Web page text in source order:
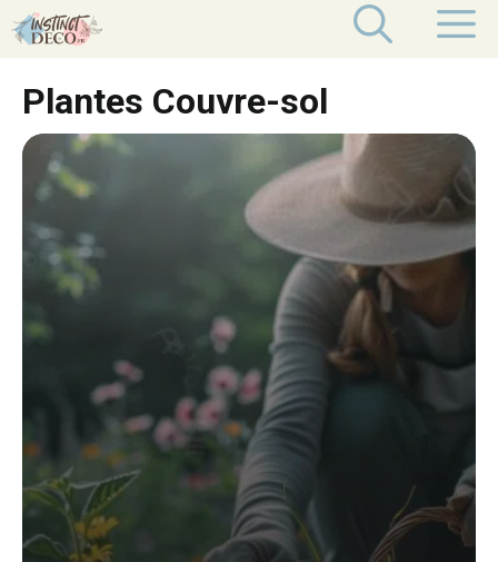
Aller
au
Plantes Couvre-sol